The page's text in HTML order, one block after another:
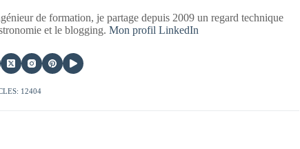
de formation, je partage depuis 2009 un regard technique
et le blogging.Mon profil LinkedIn
12404